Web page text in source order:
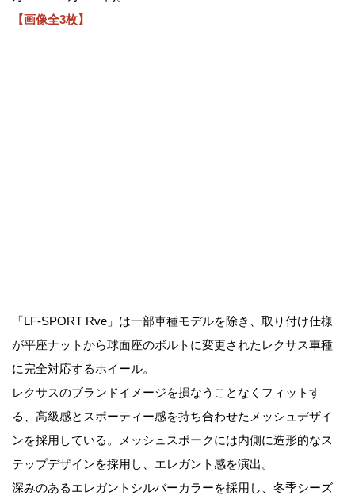
【画像全3枚】
「LF-SPORT Rve」は一部車種モデルを除き、取り付け仕様
が平座ナットから球面座のボルトに変更されたレクサス車種
に完全対応するホイール。
レクサスのブランドイメージを損なうことなくフィットす
る、高級感とスポーティー感を持ち合わせたメッシュデザイ
ンを採用している。メッシュスポークには内側に造形的なス
テップデザインを採用し、エレガント感を演出。
深みのあるエレガントシルバーカラーを採用し、冬季シーズ